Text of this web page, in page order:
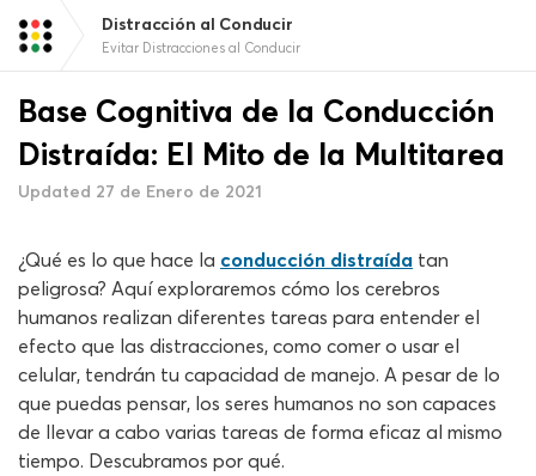
Distracción al Conducir
Evitar Distracciones al Conducir
Base Cognitiva de la Conducción
Distraída: El Mito de la Multitarea
Updated 27 de Enero de 2021
¿Qué es lo que hace la conducción distraída tan
peligrosa? Aquí exploraremos cómo los cerebros
humanos realizan diferentes tareas para entender el
efecto que las distracciones, como comer o usar el
celular, tendrán tu capacidad de manejo. A pesar de lo
que puedas pensar, los seres humanos no son capaces
de llevar a cabo varias tareas de forma eficaz al mismo
tiempo. Descubramos por qué.